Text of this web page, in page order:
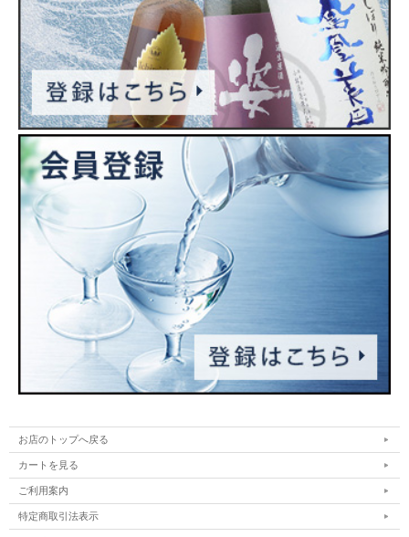
お店のトップへ戻る
カートを見る
ご利用案内
特定商取引法表示